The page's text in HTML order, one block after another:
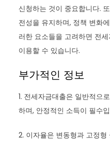
신청하는 것이 중요합니다.
전성을 유지하며, 정책 변화
러한 요소들을 고려하면 전
이용할 수 있습니다.
부가적인 정보
1. 전세자금대출은 일반적으
하며, 안정적인 소득이 필수
2. 이자율은 변동형과 고정